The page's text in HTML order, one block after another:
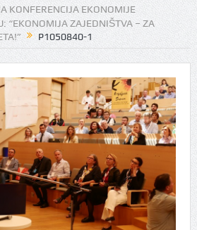
KONFERENCIJA EKONOMIJE
“EKONOMIJA ZAJEDNIŠTVA – ZA
P1050840-1